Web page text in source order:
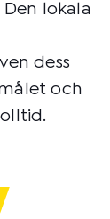
lokala
dess
och